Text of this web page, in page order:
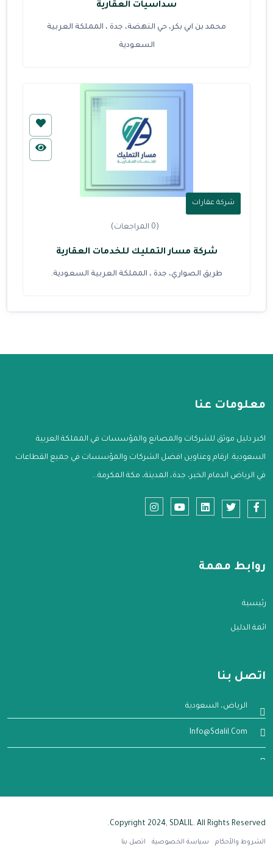
سداسيات العقارية
محمد بن ابي بكر، حي النهضة، جدة ، المملكة العربية
السعودية
شركة عقارات
(0 المراجعات)
شركة مسار التمليك للخدمات العقارية
طريق الصواري، جدة ، المملكة العربية السعودية.
معلومات عنا
اكبر دليل موثق للشركات والمصانع والمؤسسات في المملكة العربية
السعودية. ارقام وعناوين افضل الشركات والمؤسسات في جميع القطاعات
في الرياض الدمام الخبر، جدة، المدينة، مكة المكرمة...
روابط مهمة
الرئيسية
قائمة الدليل
اتصل بنا
الرياض، السعودية
Info@sdalil.com
Copyright 2024, SDALIL. All Rights Reserved.
الشروط والأحكام سياسة الخصوصية اتصل بنا